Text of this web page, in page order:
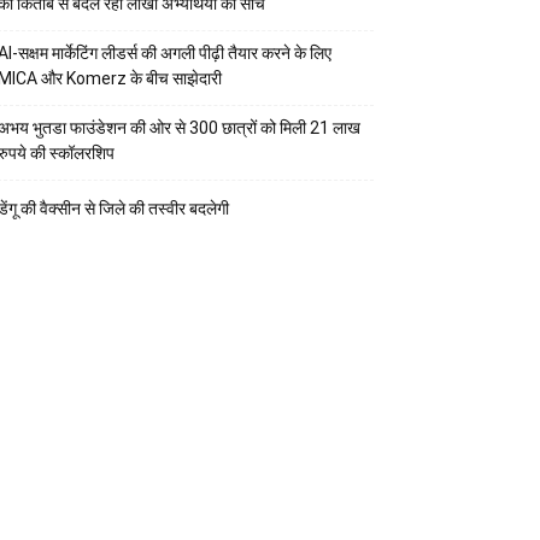
सक्षम मार्केटिंग लीडर्स की अगली पीढ़ी तैयार करने के लिए
और Komerz के बीच साझेदारी
भुतडा फाउंडेशन की ओर से 300 छात्रों को मिली 21 लाख
की स्कॉलरशिप
की वैक्सीन से जिले की तस्वीर बदलेगी